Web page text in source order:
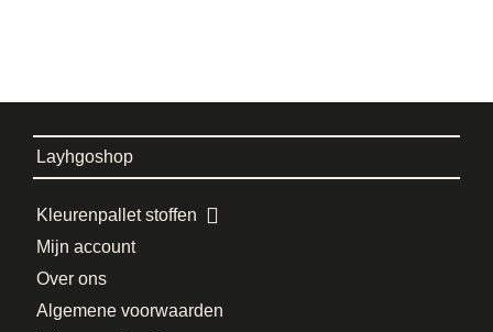
Layhgoshop
Kleurenpallet stoffen
Mijn account
Over ons
Algemene voorwaarden